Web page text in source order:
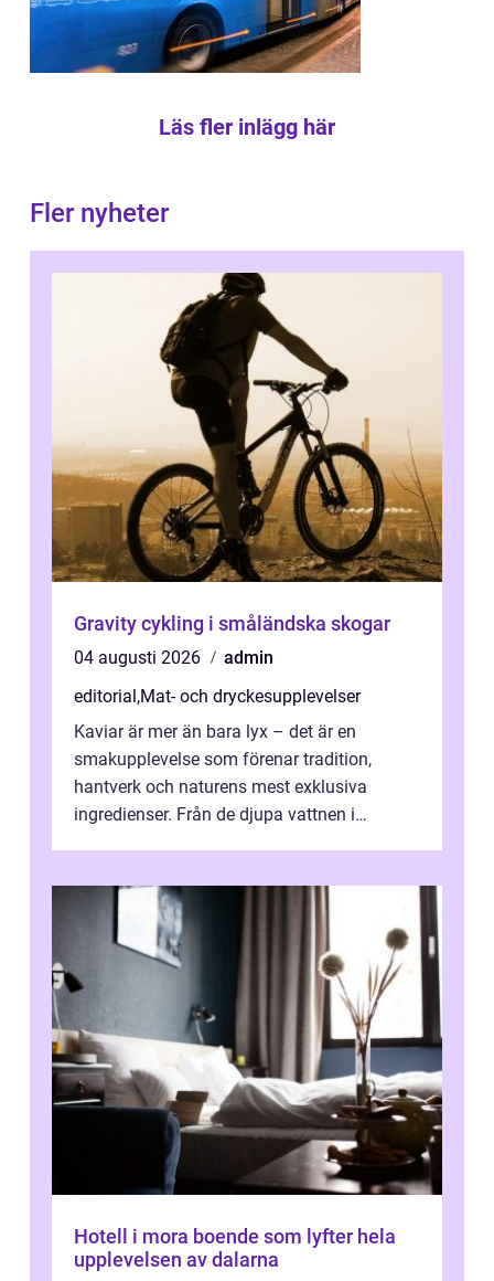
Läs fler inlägg här
Fler nyheter
Gravity cykling i småländska skogar
04 augusti 2026
admin
editorial,Mat- och dryckesupplevelser
Kaviar är mer än bara lyx – det är en
smakupplevelse som förenar tradition,
hantverk och naturens mest exklusiva
ingredienser. Från de djupa vattnen i
Hotell i mora boende som lyfter hela
upplevelsen av dalarna